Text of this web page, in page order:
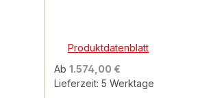
Produktdatenblatt
Ab 1.574,00 €
Lieferzeit: 5 Werktage